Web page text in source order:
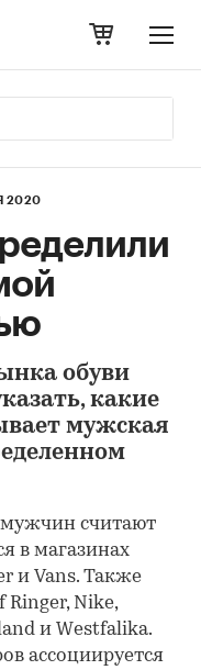
2020
обуви
какие
мужская
считают
в магазинах
и Vans. Также
Ringer, Nike,
и Westfalika.
ассоциируется